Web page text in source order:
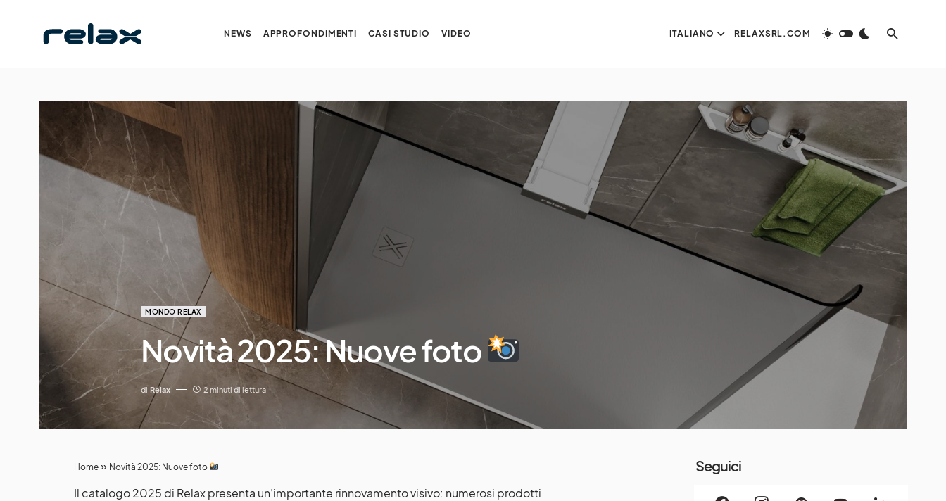
NEWS APPROFONDIMENTI CASI STUDIO VIDEO ITALIANO RELAXSRL.COM
MONDO RELAX
Novità 2025: Nuove foto
di Relax 2 minuti di lettura
Home » Novità 2025: Nuove foto
Il catalogo 2025 di Relax presenta un’importante rinnovamento visivo: numerosi prodotti
Seguici